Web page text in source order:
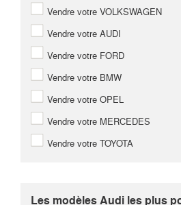
Vendre votre VOLKSWAGEN
Vendre votre AUDI
Vendre votre FORD
Vendre votre BMW
Vendre votre OPEL
Vendre votre MERCEDES
Vendre votre TOYOTA
Les modèles Audi les plus